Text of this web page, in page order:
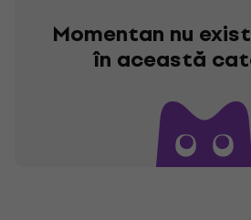
Momentan nu
în această